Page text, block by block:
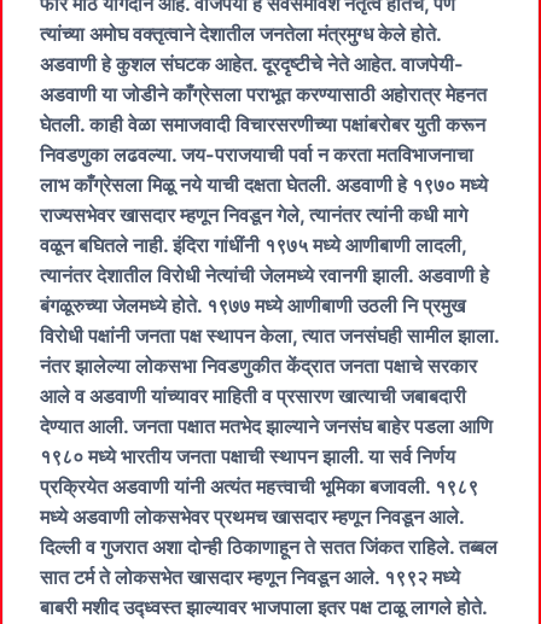
त्यांच्या अमोघ वक्तृत्वाने देशातील जनतेला मंत्रमुग्ध केले होते.
अडवाणी हे कुशल संघटक आहेत. दूरदृष्टीचे नेते आहेत. वाजपेयी-
अडवाणी या जोडीने काँग्रेसला पराभूत करण्यासाठी अहोरात्र मेहनत
घेतली. काही वेळा समाजवादी विचारसरणीच्या पक्षांबरोबर युती करून
निवडणुका लढवल्या. जय-पराजयाची पर्वा न करता मतविभाजनाचा
लाभ काँग्रेसला मिळू नये याची दक्षता घेतली. अडवाणी हे १९७० मध्ये
राज्यसभेवर खासदार म्हणून निवडून गेले, त्यानंतर त्यांनी कधी मागे
वळून बघितले नाही. इंदिरा गांधींनी १९७५ मध्ये आणीबाणी लादली,
त्यानंतर देशातील विरोधी नेत्यांची जेलमध्ये रवानगी झाली. अडवाणी हे
बंगळूरुच्या जेलमध्ये होते. १९७७ मध्ये आणीबाणी उठली नि प्रमुख
विरोधी पक्षांनी जनता पक्ष स्थापन केला, त्यात जनसंघही सामील झाला.
नंतर झालेल्या लोकसभा निवडणुकीत केंद्रात जनता पक्षाचे सरकार
आले व अडवाणी यांच्यावर माहिती व प्रसारण खात्याची जबाबदारी
देण्यात आली. जनता पक्षात मतभेद झाल्याने जनसंघ बाहेर पडला आणि
१९८० मध्ये भारतीय जनता पक्षाची स्थापन झाली. या सर्व निर्णय
प्रक्रियेत अडवाणी यांनी अत्यंत महत्त्वाची भूमिका बजावली. १९८९
मध्ये अडवाणी लोकसभेवर प्रथमच खासदार म्हणून निवडून आले.
दिल्ली व गुजरात अशा दोन्ही ठिकाणाहून ते सतत जिंकत राहिले. तब्बल
सात टर्म ते लोकसभेत खासदार म्हणून निवडून आले. १९९२ मध्ये
बाबरी मशीद उद्ध्वस्त झाल्यावर भाजपाला इतर पक्ष टाळू लागले होते.